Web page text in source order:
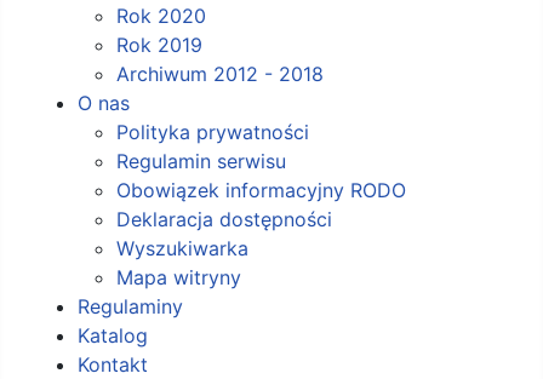
Rok 2020
Rok 2019
Archiwum 2012 - 2018
O nas
Polityka prywatności
Regulamin serwisu
Obowiązek informacyjny RODO
Deklaracja dostępności
Wyszukiwarka
Mapa witryny
Regulaminy
Katalog
Kontakt